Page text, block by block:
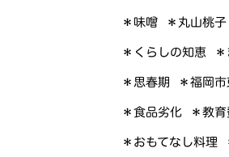
＊味噌 ＊丸山桃子
＊くらしの知恵
＊思春期 ＊福岡市
＊食品劣化 ＊教育
＊おもてなし料理